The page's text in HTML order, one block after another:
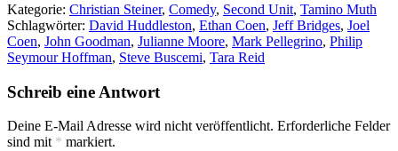
Kategorie: Christian Steiner, Comedy, Second Unit, Tamino Muth
Schlagwörter: David Huddleston, Ethan Coen, Jeff Bridges, Joel
Coen, John Goodman, Julianne Moore, Mark Pellegrino, Philip
Seymour Hoffman, Steve Buscemi, Tara Reid
Schreib eine Antwort
Deine E-Mail Adresse wird nicht veröffentlicht. Erforderliche Felder
sind mit * markiert.